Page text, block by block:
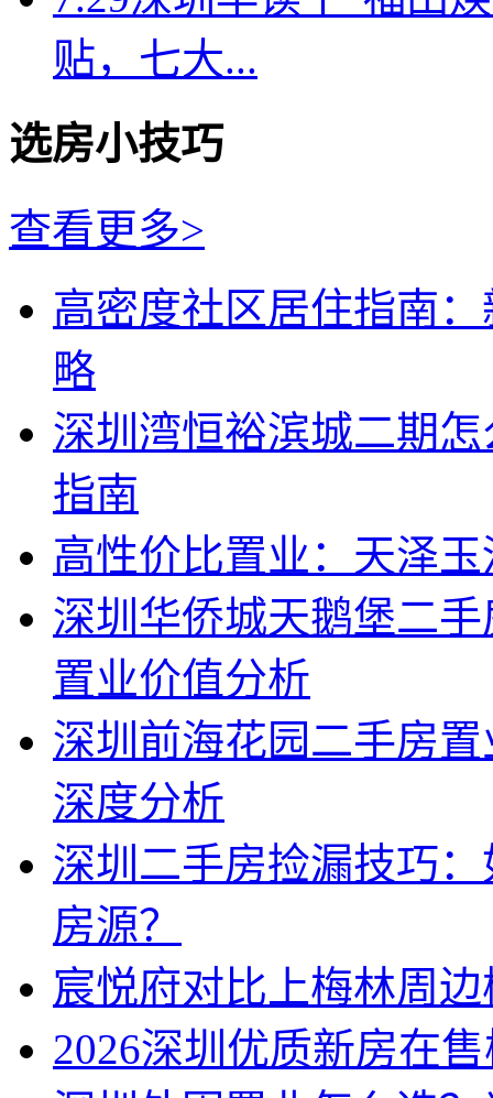
贴，七大...
选房小技巧
查看更多>
高密度社区居住指南
略
深圳湾恒裕滨城二期
指南
高性价比置业：天泽
深圳华侨城天鹅堡二
置业价值分析
深圳前海花园二手房
深度分析
深圳二手房捡漏技巧
房源？
宸悦府对比上梅林周
2026深圳优质新房在